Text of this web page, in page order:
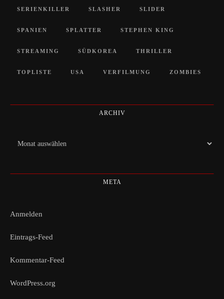
SERIENKILLER SLASHER SLIDER
SPANIEN SPLATTER STEPHEN KING
STREAMING SÜDKOREA THRILLER
TOPLISTE USA VERFILMUNG ZOMBIES
ARCHIV
Archiv
META
Anmelden
Eintrags-Feed
Kommentar-Feed
WordPress.org